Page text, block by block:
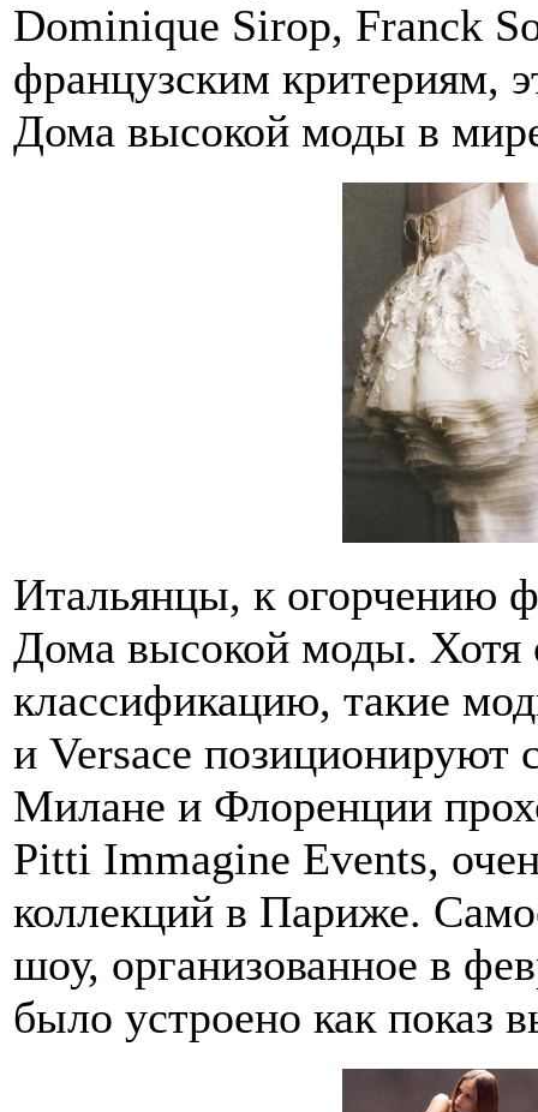
Dominique Sirop, Franck
французским критериям,
Дома высокой моды в
Итальянцы, к огорчению
Дома высокой моды. Хотя
классификацию, такие
и Versace
Милане и Флоренции
Pitti Immagine Events,
коллекций в Париже.
шоу, организованное в
было устроено как показ